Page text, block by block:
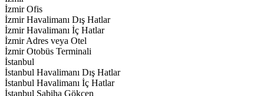
İzmir Ofis
İzmir Havalimanı Dış Hatlar
İzmir Havalimanı İç Hatlar
İzmir Adres veya Otel
İzmir Otobüs Terminali
İstanbul
İstanbul Havalimanı Dış Hatlar
İstanbul Havalimanı İç Hatlar
İstanbul Sabiha Gökçen